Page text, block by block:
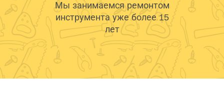
Мы занимаемся ремонтом
инструмента уже более 15
лет